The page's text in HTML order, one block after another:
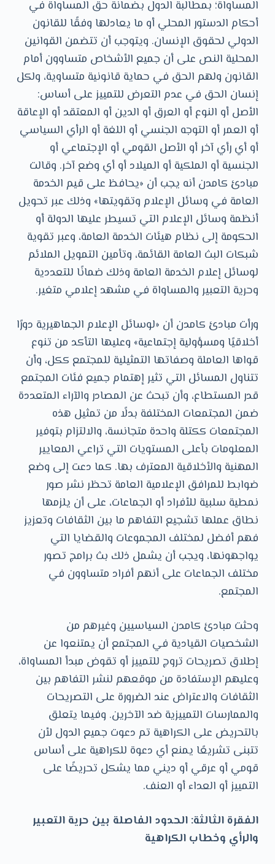
المساواة؛ بمطالبة الدول بضمانة حق المساواة في
أحكام الدستور المحلي أو ما يعادلها وفقًا للقانون
الدولي لحقوق الإنسان. ويتوجب أن تتضمن القوانين
المحلية النص على أن جميع الأشخاص متساوون أمام
القانون ولهم الحق في حماية قانونية متساوية، ولكل
إنسان الحق في عدم التعرض للتمييز على أساس:
الأصل أو النوع أو العرق أو الدين أو المعتقد أو الإعاقة
أو العمر أو التوجه الجنسي أو اللغة أو الرأي السياسي
أو أي رأي آخر أو الأصل القومي أو الإجتماعي أو
الجنسية أو الملكية أو الميلاد أو أي وضع آخر. وقالت
مبادئ كامدن أنه يجب أن «يحافظ على قيم الخدمة
العامة في وسائل الإعلام وتقويتها» وذلك عبر تحويل
أنظمة وسائل الإعلام التي تسيطر عليها الدولة أو
الحكومة إلى نظام هيئات الخدمة العامة، وعبر تقوية
شبكات البث العامة القائمة، وتأمين التمويل الملائم
لوسائل إعلام الخدمة العامة وذلك ضمانًا للتعددية
وحرية التعبير والمساواة في مشهد إعلامي متغير.
ورأت مبادئ كامدن أن «لوسائل الإعلام الجماهيرية دورًا
أخلاقيًا ومسؤولية إجتماعية» وعليها التأكد من تنوع
قواها العاملة وصفاتها التمثيلية للمجتمع ككل، وأن
تتناول المسائل التي تثير إهتمام جميع فئات المجتمع
قدر المستطاع، وأن تبحث عن المصادر والآراء المتعددة
ضمن المجتمعات المختلفة بدلًا من تمثيل هذه
المجتمعات ككتلة واحدة متجانسة، والالتزام بتوفير
المعلومات بأعلى المستويات التي تراعي المعايير
المهنية والأخلاقية المعترف بها. كما دعت إلى وضع
ضوابط للمرافق الإعلامية العامة تحظر نشر صور
نمطية سلبية للأفراد أو الجماعات، على أن يلزمها
نطاق عملها تشجيع التفاهم ما بين الثقافات وتعزيز
فهم أفضل لمختلف المجموعات والقضايا التي
يواجهونها، ويجب أن يشمل ذلك بث برامج تصور
مختلف الجماعات على أنهم أفراد متساوون في
المجتمع.
وحثت مبادئ كامدن السياسيين وغيرهم من
الشخصيات القيادية في المجتمع أن يمتنعوا عن
إطلاق تصريحات تروج للتمييز أو تقوض مبدأ المساواة،
وعليهم الإستفادة من موقعهم لنشر التفاهم بين
الثقافات والاعتراض عند الضرورة على التصريحات
والممارسات التمييزية ضد الآخرين. وفيما يتعلق
بالتحريض على الكراهية تم دعوت جميع الدول لأن
تتبنى تشريعًا يمنع أي دعوة للكراهية على أساس
قومي أو عرقي أو ديني مما يشكل تحريضًا على
التمييز أو العداء أو العنف.
الفقرة الثالثة: الحدود الفاصلة بين حرية التعبير
والرأي وخطاب الكراهية